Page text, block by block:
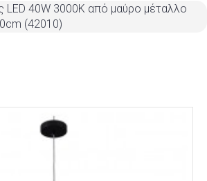
LED 40W 3000K από μαύρο μέταλλο
(42010)